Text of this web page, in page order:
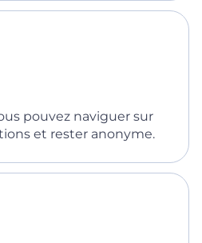
pouvez naviguer sur
et rester anonyme.